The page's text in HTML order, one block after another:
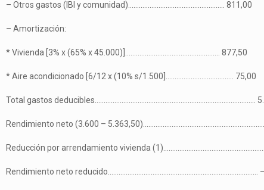
– Otros gastos (IBI y comunidad)……………………………………………… 811,00
– Amortización:
* Vivienda [3% x (65% x 45.000)]…………………………………………….. 877,50
* Aire acondicionado [6/12 x (10% s/1.500]……………………………….. 75,00
Total gastos deducibles………………………………………………………………………………
Rendimiento neto (3.600 – 5.363,50)…………………………………………………………..
Reducción por arrendamiento vivienda
Rendimiento neto reducido………………………………………………………………………… –